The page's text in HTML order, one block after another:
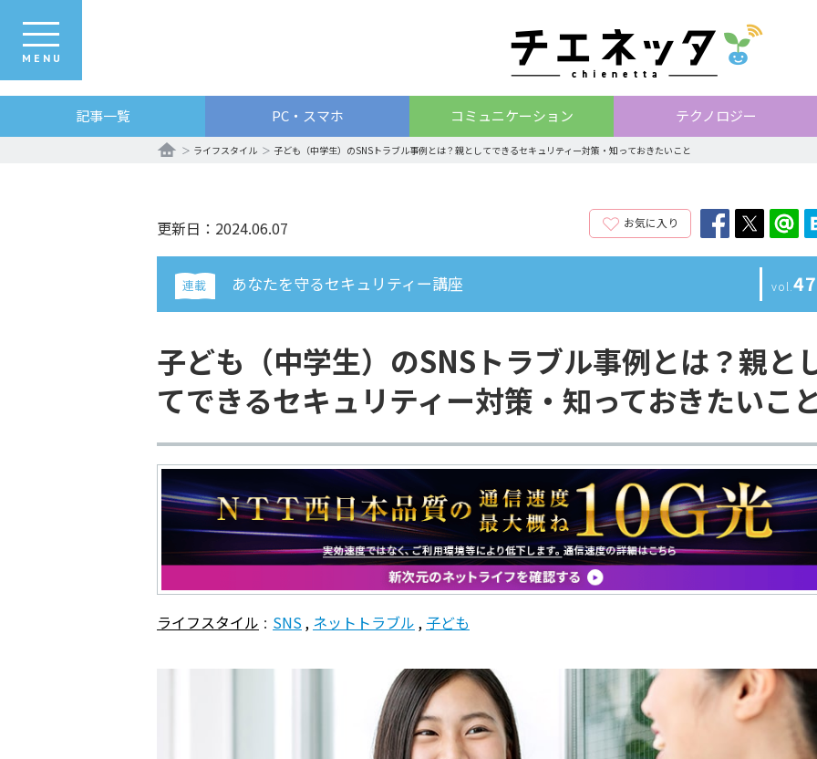
記事一覧 PC・スマホ コミュニケーション テクノロジー
MENU
ライフスタイル 子ども（中学生）のSNSトラブル事例とは？親としてできるセキュリティー対策・知っておきたいこと
更新日：2024.06.07 お気に入り
連載 あなたを守るセキュリティー講座 vol. 47
子ども（中学生）のSNSトラブル事例とは？親と
てできるセキュリティー対策・知っておきたいこ
ライフスタイル SNS ネットトラブル 子ども